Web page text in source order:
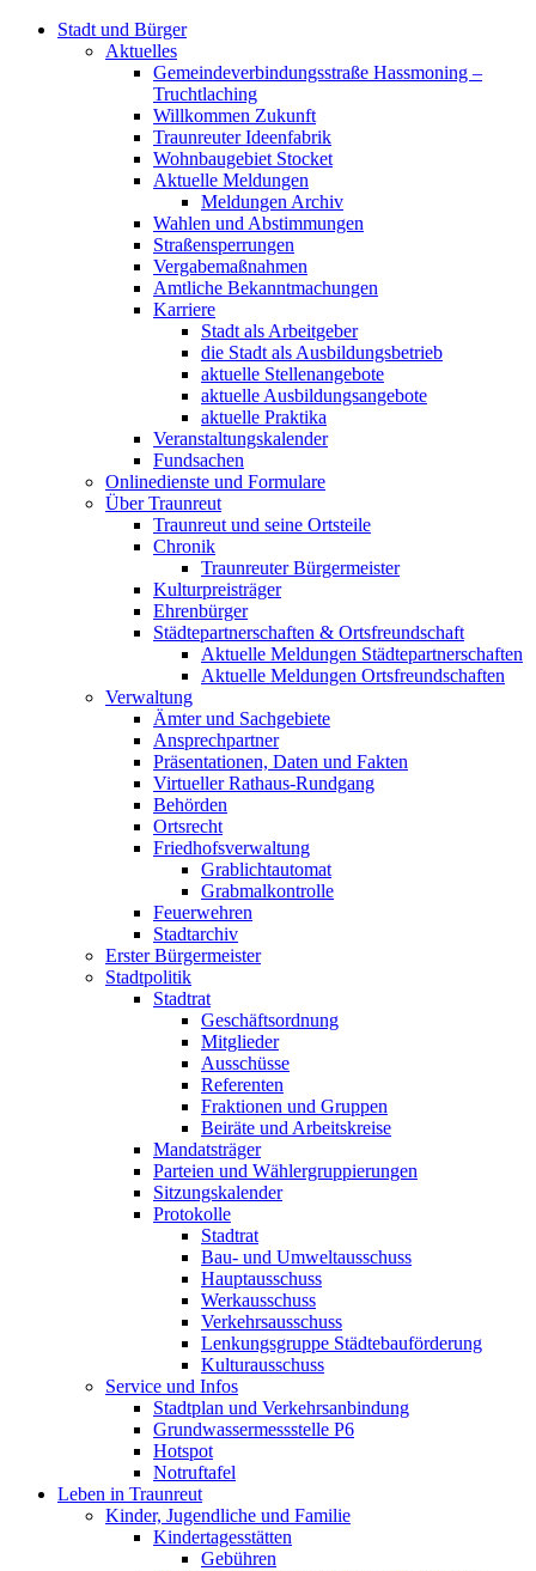
Stadt und Bürger
Aktuelles
Gemeindeverbindungsstraße Hassmoning –
Truchtlaching
Willkommen Zukunft
Traunreuter Ideenfabrik
Wohnbaugebiet Stocket
Aktuelle Meldungen
Meldungen Archiv
Wahlen und Abstimmungen
Straßensperrungen
Vergabemaßnahmen
Amtliche Bekanntmachungen
Karriere
Stadt als Arbeitgeber
die Stadt als Ausbildungsbetrieb
aktuelle Stellenangebote
aktuelle Ausbildungsangebote
aktuelle Praktika
Veranstaltungskalender
Fundsachen
Onlinedienste und Formulare
Über Traunreut
Traunreut und seine Ortsteile
Chronik
Traunreuter Bürgermeister
Kulturpreisträger
Ehrenbürger
Städtepartnerschaften & Ortsfreundschaft
Aktuelle Meldungen Städtepartnerschaften
Aktuelle Meldungen Ortsfreundschaften
Verwaltung
Ämter und Sachgebiete
Ansprechpartner
Präsentationen, Daten und Fakten
Virtueller Rathaus-Rundgang
Behörden
Ortsrecht
Friedhofsverwaltung
Grablichtautomat
Grabmalkontrolle
Feuerwehren
Stadtarchiv
Erster Bürgermeister
Stadtpolitik
Stadtrat
Geschäftsordnung
Mitglieder
Ausschüsse
Referenten
Fraktionen und Gruppen
Beiräte und Arbeitskreise
Mandatsträger
Parteien und Wählergruppierungen
Sitzungskalender
Protokolle
Stadtrat
Bau- und Umweltausschuss
Hauptausschuss
Werkausschuss
Verkehrsausschuss
Lenkungsgruppe Städtebauförderung
Kulturausschuss
Service und Infos
Stadtplan und Verkehrsanbindung
Grundwassermessstelle P6
Hotspot
Notruftafel
Leben in Traunreut
Kinder, Jugendliche und Familie
Kindertagesstätten
Gebühren